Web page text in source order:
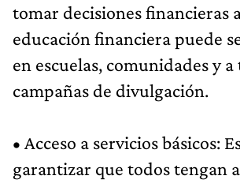
tomar decisiones financieras
educación financiera puede
en escuelas, comunidades y a
campañas de divulgación.
• Acceso a servicios básicos:
garantizar que todos tengan